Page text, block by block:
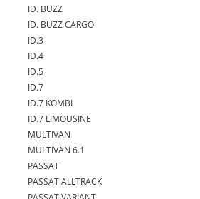
ID. BUZZ
ID. BUZZ CARGO
ID.3
ID.4
ID.5
ID.7
ID.7 KOMBI
ID.7 LIMOUSINE
MULTIVAN
MULTIVAN 6.1
PASSAT
PASSAT ALLTRACK